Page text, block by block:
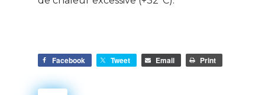
Facebook Tweet Email Print